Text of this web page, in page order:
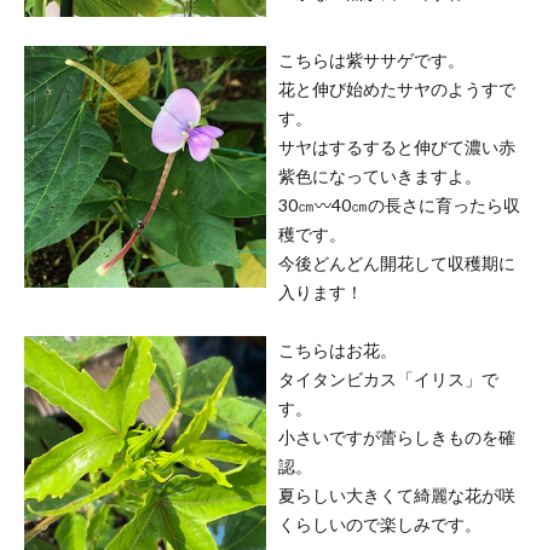
こちらは紫ササゲです。
花と伸び始めたサヤのようすで
す。
サヤはするすると伸びて濃い赤
紫色になっていきますよ。
30㎝〰40㎝の長さに育ったら収
穫です。
今後どんどん開花して収穫期に
入ります！
こちらはお花。
タイタンビカス「イリス」で
す。
小さいですが蕾らしきものを確
認。
夏らしい大きくて綺麗な花が咲
くらしいので楽しみです。